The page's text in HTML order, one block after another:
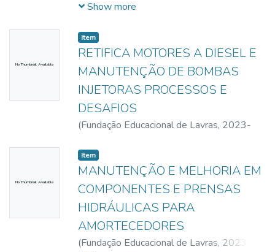
11-04)Souza, Fábio Batista
Show more
No Thumbnail Available
Item
RETIFICA MOTORES A DIESEL E
MANUTENÇÃO DE BOMBAS
INJETORAS PROCESSOS E
DESAFIOS
(Fundação Educacional de Lavras, 2023-
No Thumbnail Available
Item
MANUTENÇÃO E MELHORIA EM
COMPONENTES E PRENSAS
HIDRÁULICAS PARA
AMORTECEDORES
(Fundação Educacional de Lavras, 2023-